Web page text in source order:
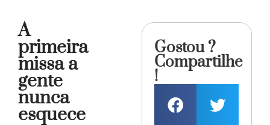
A
primeira
missa a
gente
nunca
esquece
Gostou ?
Compartilhe
!